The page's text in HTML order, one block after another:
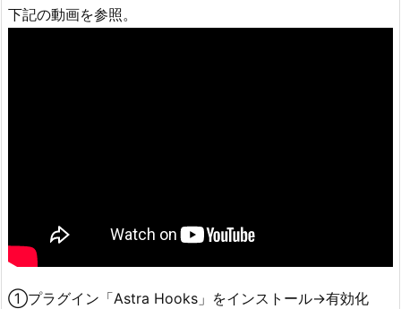
下記の動画を参照。
①プラグイン「Astra Hooks」をインストール→有効化